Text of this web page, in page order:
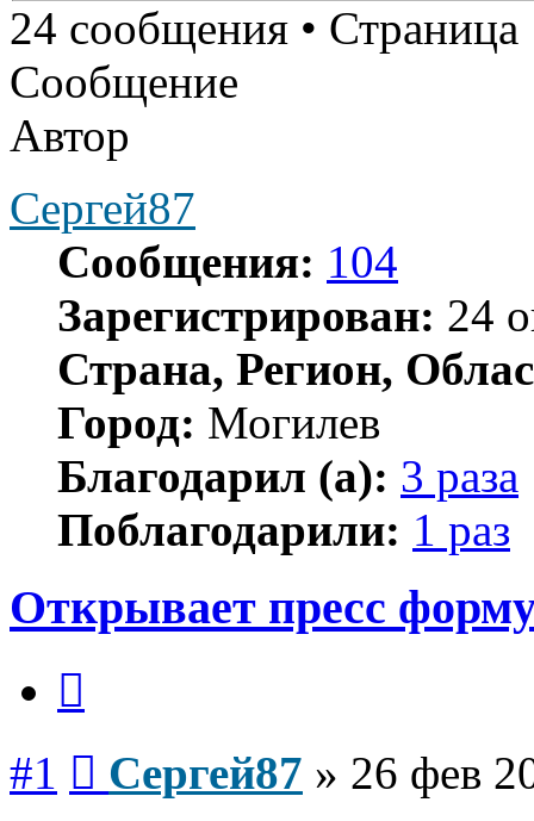
24 сообщения • Страница
Сообщение
Автор
Сергей87
Сообщения: 104
Зарегистрирован: 24
Страна, Регион,
Город: Могилев
Благодарил (а): 3 раза
Поблагодарили: 1 раз
Открывает пресс
#1 Сергей87 » 26 фев